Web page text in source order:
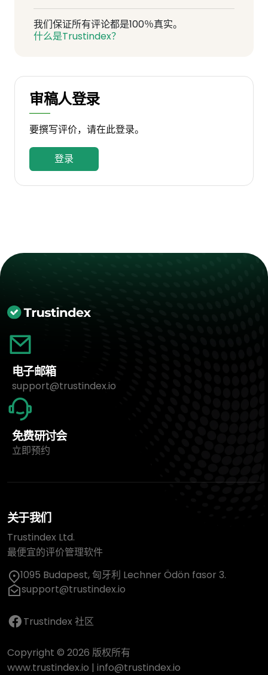
我们保证所有评论都是100％真实。
什么是Trustindex？
审稿人登录
要撰写评价，请在此登录。
登录
电子邮箱
support@trustindex.io
免费研讨会
立即预约
关于我们
Trustindex Ltd.
最便宜的评价管理软件
1095 Budapest, 匈牙利 Lechner Ödön fasor 3.
support@trustindex.io
Trustindex 社区
Copyright © 2026 版权所有
www.trustindex.io | info@trustindex.io